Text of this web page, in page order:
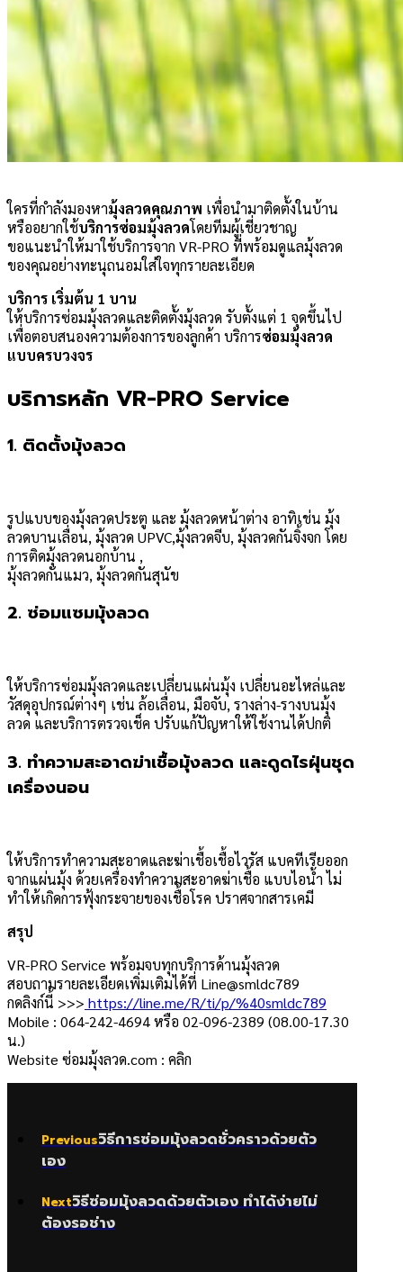
ใครที่กำลังมองหามุ้งลวดคุณภาพ เพื่อนำมาติดตั้งในบ้าน
หรืออยากใช้บริการซ่อมมุ้งลวดโดยทีมผู้เชี่ยวชาญ
ขอแนะนำให้มาใช้บริการจาก VR-PRO ที่พร้อมดูแลมุ้งลวด
ของคุณอย่างทะนุถนอมใส่ใจทุกรายละเอียด
บริการ เริ่มต้น 1 บาน
ให้บริการซ่อมมุ้งลวดและติดตั้งมุ้งลวด รับตั้งแต่ 1 จุดขึ้นไป
เพื่อตอบสนองความต้องการของลูกค้า บริการซ่อมมุ้งลวด
แบบครบวงจร
บริการหลัก VR-PRO Service
1. ติดตั้งมุ้งลวด
รูปแบบของมุ้งลวดประตู และ มุ้งลวดหน้าต่าง อาทิเช่น มุ้ง
ลวดบานเลื่อน, มุ้งลวด UPVC,มุ้งลวดจีบ, มุ้งลวดกันจิ้งจก โดย
การติดมุ้งลวดนอกบ้าน ,
มุ้งลวดกันแมว, มุ้งลวดกันสุนัข
2. ซ่อมแซมมุ้งลวด
ให้บริการซ่อมมุ้งลวดและเปลี่ยนแผ่นมุ้ง เปลี่ยนอะไหล่และ
วัสดุอุปกรณ์ต่างๆ เช่น ล้อเลื่อน, มือจับ, รางล่าง-รางบนมุ้ง
ลวด และบริการตรวจเช็ค ปรับแก้ปัญหาให้ใช้งานได้ปกติ
3. ทำความสะอาดฆ่าเชื้อมุ้งลวด และดูดไรฝุ่นชุด
เครื่องนอน
ให้บริการทำความสะอาดและฆ่าเชื้อเชื้อไวรัส แบคทีเรียออก
จากแผ่นมุ้ง ด้วยเครื่องทำความสะอาดฆ่าเชื้อ แบบไอน้ำ ไม่
ทำให้เกิดการฟุ้งกระจายของเชื้อโรค ปราศจากสารเคมี
สรุป
VR-PRO Service พร้อมจบทุกบริการด้านมุ้งลวด
สอบถามรายละเอียดเพิ่มเติมได้ที่ Line@smldc789
กดลิงก์นี้ >>> https://line.me/R/ti/p/%40smldc789
Mobile : 064-242-4694 หรือ 02-096-2389 (08.00-17.30
น.)
Website ซ่อมมุ้งลวด.com : คลิก
Previousวิธีการซ่อมมุ้งลวดชั่วคราวด้วยตัว
เอง
Nextวิธีซ่อมมุ้งลวดด้วยตัวเอง ทำได้ง่ายไม่
ต้องรอช่าง